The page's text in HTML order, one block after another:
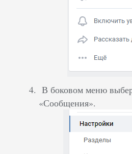
В боковом меню
«Сообщения».